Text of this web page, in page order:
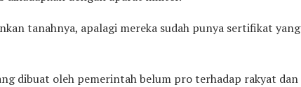
tanahnya, apalagi mereka sudah punya sertifikat yang
dibuat oleh pemerintah belum pro terhadap rakyat dan